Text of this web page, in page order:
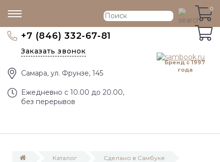
Бренд с 1997
года
+7 (846) 332-67-81
Заказать звонок
Самара, ул. Фрунзе, 145
Eжедневно с 10.00 до 20.00,
без перерывов
0
0
Каталог Сделано в Самбуке